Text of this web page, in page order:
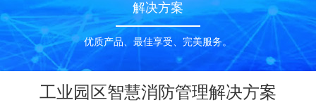
解决方案
优质产品、最佳享受、完美服务。
工业园区智慧消防管理解决方案